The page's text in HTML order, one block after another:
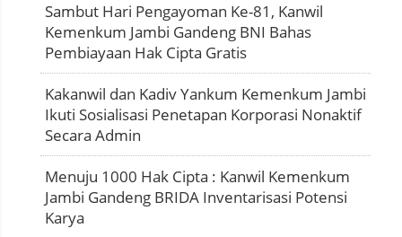
Sambut Hari Pengayoman Ke-81, Kanwil
Kemenkum Jambi Gandeng BNI Bahas
Pembiayaan Hak Cipta Gratis
Kakanwil dan Kadiv Yankum Kemenkum Jambi
Ikuti Sosialisasi Penetapan Korporasi Nonaktif
Secara Admin
Menuju 1000 Hak Cipta : Kanwil Kemenkum
Jambi Gandeng BRIDA Inventarisasi Potensi
Karya